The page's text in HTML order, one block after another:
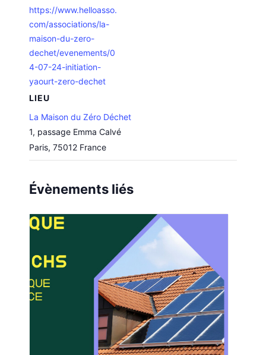
https://www.helloasso.
com/associations/la-
maison-du-zero-
dechet/evenements/0
4-07-24-initiation-
yaourt-zero-dechet
LIEU
La Maison du Zéro Déchet
1, passage Emma Calvé
Paris, 75012 France
Évènements liés